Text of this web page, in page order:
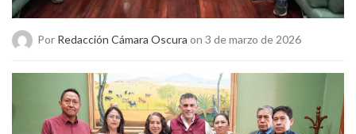
Por Redacción Cámara Oscura on 3 de marzo de 2026